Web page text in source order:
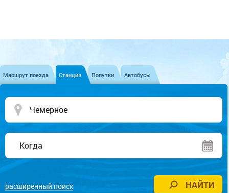
Маршрут поезда Станция Попутки Автобусы
расширенный поиск